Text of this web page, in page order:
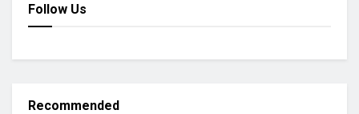
Follow Us
Recommended